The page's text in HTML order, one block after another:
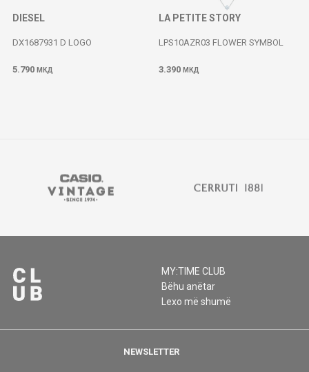
DIESEL
DX1687931 D LOGO
5.790 МКД
LA PETITE STORY
LPS10AZR03 FLOWER SYMBOL
3.390 МКД
MY:TIME CLUB
Bëhu anëtar
Lexo më shumë
NEWSLETTER